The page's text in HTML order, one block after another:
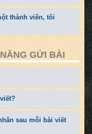
thành viên, tôi
GỬI BÀI
sau mỗi bài viết